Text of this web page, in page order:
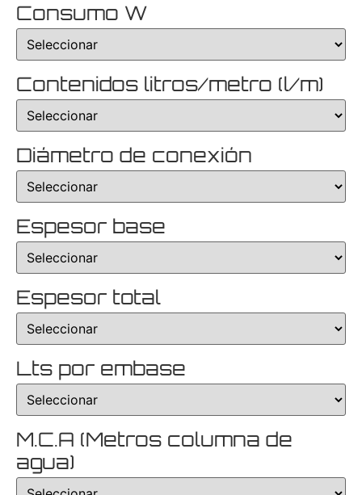
Consumo W
Contenidos litros/metro (l/m)
Diámetro de conexión
Espesor base
Espesor total
Lts por embase
M.C.A (Metros columna de
agua)